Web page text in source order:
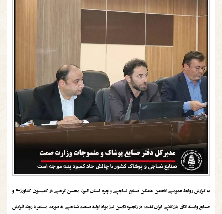
به گزارش روابط عمومی انجمن همگن صنایع نساجی و چرم استان البرز، محسن گرجی در کمیسیون کشاورزی و
صنایع وابسته اتاق بازرگانی ایران گفت: در زنجیره تامین نیاز مواد اولیه صنعت نساجی به صورت مستمر با روند افزایش